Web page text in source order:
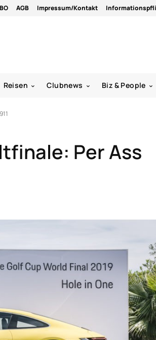
AGB Impressum/Kontakt
Reisen Clubnews Biz & People
Per Ass